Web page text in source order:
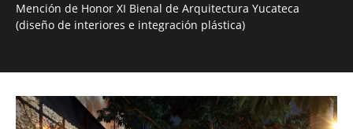
Mención de Honor XI Bienal de Arquitectura Yucateca
(diseño de interiores e integración plástica)